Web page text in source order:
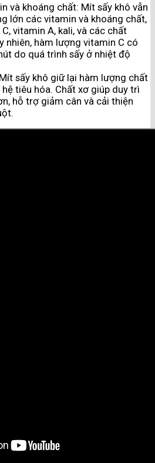
và khoáng chất: Mít sấy khô vẫn
lớn các vitamin và khoáng chất,
vitamin A, kali, và các chất
nhiên, hàm lượng vitamin C có
do quá trình sấy ở nhiệt độ
sấy khô giữ lại hàm lượng chất
tiêu hóa. Chất xơ giúp duy trì
hỗ trợ giảm cân và cải thiện